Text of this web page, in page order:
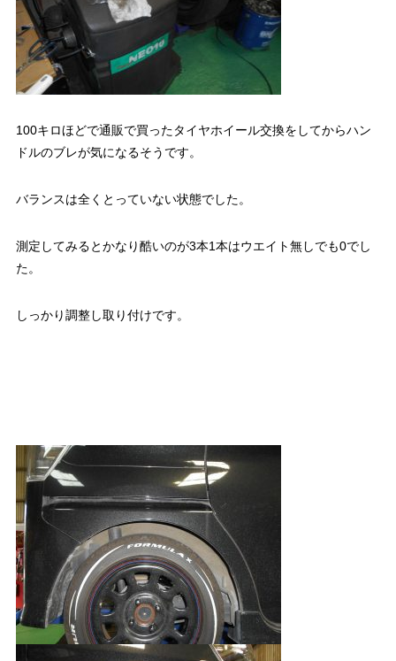
100キロほどで通販で買ったタイヤホイール交換をしてからハン
ドルのブレが気になるそうです。
バランスは全くとっていない状態でした。
測定してみるとかなり酷いのが3本1本はウエイト無しでも0でし
た。
しっかり調整し取り付けです。